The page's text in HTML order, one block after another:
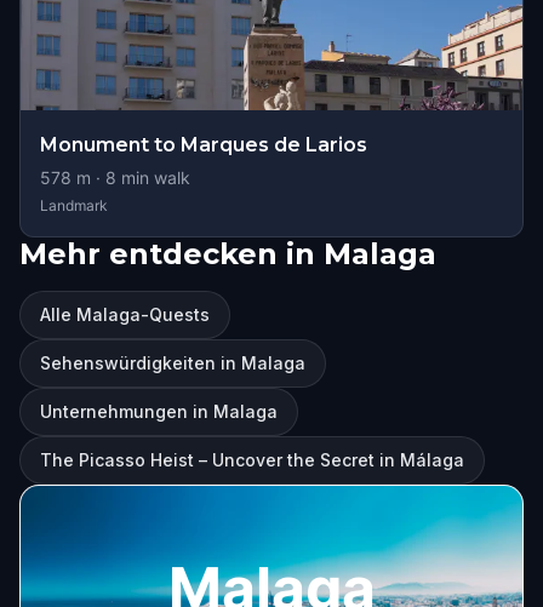
Monument to Marques de Larios
578 m · 8 min walk
Landmark
Mehr entdecken in Malaga
Alle Malaga-Quests
Sehenswürdigkeiten in Malaga
Unternehmungen in Malaga
The Picasso Heist – Uncover the Secret in Málaga
Malaga